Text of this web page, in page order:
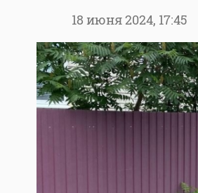
18 июня 2024, 17:45